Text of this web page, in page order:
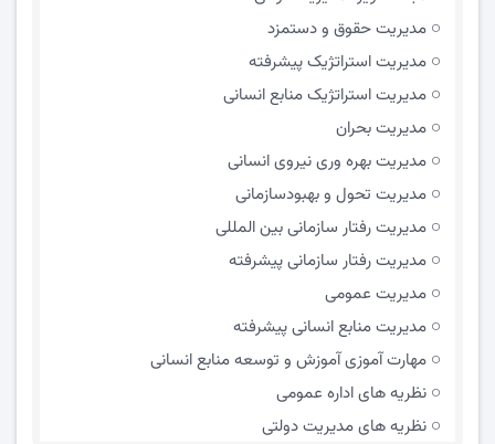
مديريت حقوق و دستمزد
مدیریت استراتژیک پیشرفته
مدیریت استراتژیک منابع انسانی
مدیریت بحران
مدیریت بهره وری نیروی انسانی
مدیریت تحول و بهبود‌سازمانی
مدیریت رفتار سازمانی بین المللی
مدیریت رفتار سازمانی پیشرفته
مدیریت عمومی
مدیریت منابع انسانی پیشرفته
مهارت آموزی آموزش و توسعه منابع انسانی
نظریه های اداره عمومی
نظریه های مدیریت دولتی